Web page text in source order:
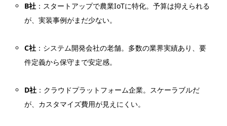
B社 ：スタートアップで農業IoTに特化。予算は抑えられる
が、実装事例がまだ少ない。
C社 ：システム開発会社の老舗。多数の業界実績あり、要
件定義から保守まで安定感。
D社 ：クラウドプラットフォーム企業。スケーラブルだ
が、カスタマイズ費用が見えにくい。